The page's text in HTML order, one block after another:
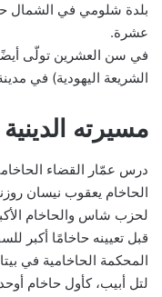
بلدة شلومي في الشمال
عشرة.
في سن العشرين تولّى
الشريعة اليهودية) في
مسيرته الدينية
درس عمّار القضاء
الحاخام يعقوب نيسان
لحزب شاس والحاخام
قبل تعيينه حاخامًا أكبر
لتل أبيب، كأول حاخام